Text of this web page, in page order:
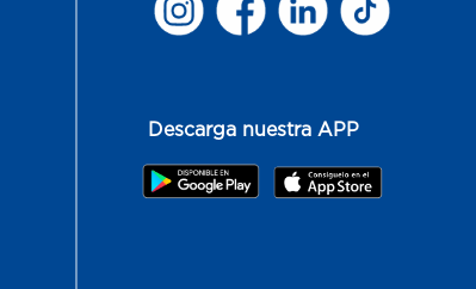
Descarga nuestra APP